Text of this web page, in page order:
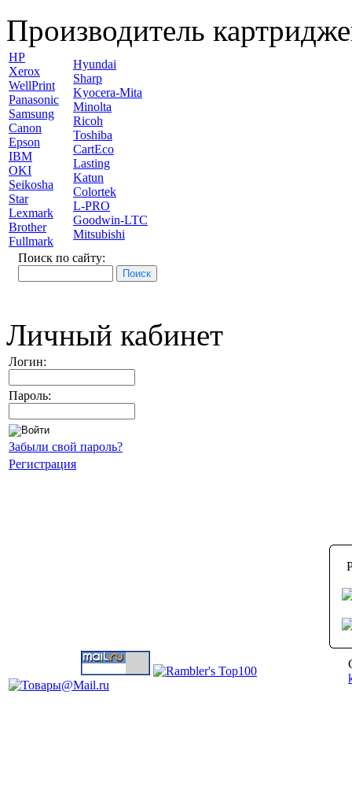
Производитель
HP
Xerox
WellPrint
Panasonic
Samsung
Canon
Epson
IBM
OKI
Seikosha
Star
Lexmark
Brother
Fullmark
Hyundai
Sharp
Kyocera-Mita
Minolta
Ricoh
Toshiba
CartEco
Lasting
Katun
Colortek
L-PRO
Goodwin-LTC
Mitsubishi
Поиск по сайту:
Личный кабинет
Логин:
Пароль:
Забыли свой пароль?
Регистрация